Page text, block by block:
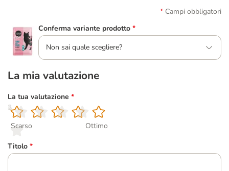
Campi obbligatori
Conferma variante prodotto *
Non sai quale scegliere?
La mia valutazione
La tua valutazione *
1
Scarso
2
3
4
5
Ottimo
Titolo *